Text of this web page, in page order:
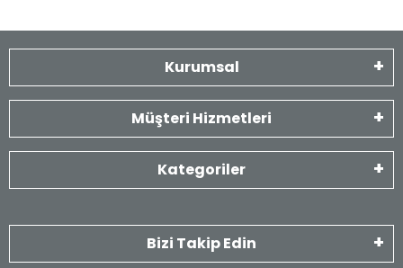
Kurumsal
Müşteri Hizmetleri
Kategoriler
Bizi Takip Edin